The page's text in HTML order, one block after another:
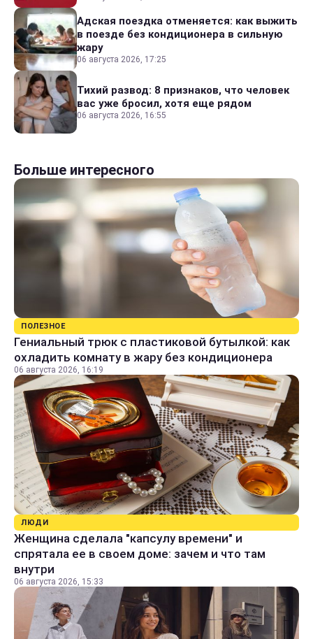
Адская поездка отменяется: как выжить
в поезде без кондиционера в сильную
жару
06 августа 2026, 17:25
Тихий развод: 8 признаков, что человек
вас уже бросил, хотя еще рядом
06 августа 2026, 16:55
Больше интересного
ПОЛЕЗНОЕ
Гениальный трюк с пластиковой бутылкой: как
охладить комнату в жару без кондиционера
06 августа 2026, 16:19
ЛЮДИ
Женщина сделала "капсулу времени" и
спрятала ее в своем доме: зачем и что там
внутри
06 августа 2026, 15:33